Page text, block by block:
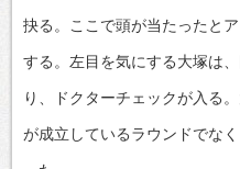
抉る。ここで頭が当たったと
する。左目を気にする大塚は
り、ドクターチェックが入る
が成立しているラウンドでな